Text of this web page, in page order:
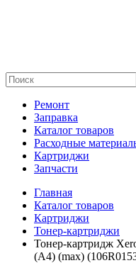
Ремонт
Заправка
Каталог товаров
Расходные
Картриджи
Запчасти
Главная
Каталог товаров
Картриджи
Тонер-картриджи
Тонер-картридж
(A4) (max)